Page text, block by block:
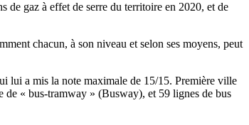
de gaz à effet de serre du territoire en 2020, et de
chacun, à son niveau et selon ses moyens, peut
lui a mis la note maximale de 15/15. Première ville
de « bus-tramway » (Busway), et 59 lignes de bus